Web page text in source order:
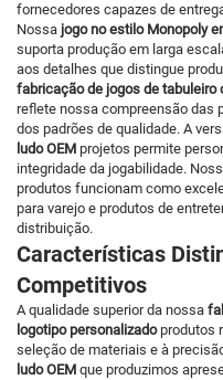
fornecedores capazes de
Nossa jogo no estilo Monopoly
suporta produção em larga
aos detalhes que distingue
fabricação de jogos de tabuleiro
reflete nossa compreensão das
dos padrões de qualidade. A
ludo OEM projetos permite
integridade da jogabilidade.
produtos funcionam como
para varejo e produtos de
distribuição.
Características
Competitivos
A qualidade superior da nossa
logotipo personalizado produtos
seleção de materiais e à
ludo OEM que produzimos